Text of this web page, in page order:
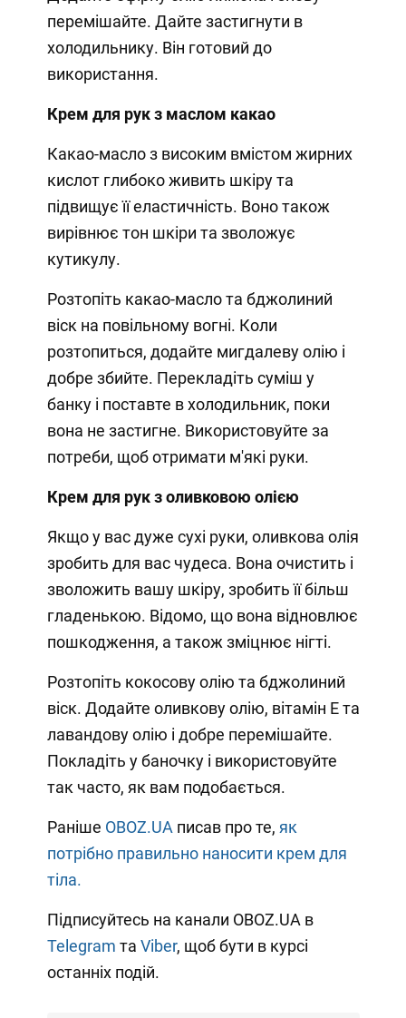
перемішайте. Дайте застигнути в
холодильнику. Він готовий до
використання.
Крем для рук з маслом какао
Какао-масло з високим вмістом жирних
кислот глибоко живить шкіру та
підвищує її еластичність. Воно також
вирівнює тон шкіри та зволожує
кутикулу.
Розтопіть какао-масло та бджолиний
віск на повільному вогні. Коли
розтопиться, додайте мигдалеву олію і
добре збийте. Перекладіть суміш у
банку і поставте в холодильник, поки
вона не застигне. Використовуйте за
потреби, щоб отримати м'які руки.
Крем для рук з оливковою олією
Якщо у вас дуже сухі руки, оливкова олія
зробить для вас чудеса. Вона очистить і
зволожить вашу шкіру, зробить її більш
гладенькою. Відомо, що вона відновлює
пошкодження, а також зміцнює нігті.
Розтопіть кокосову олію та бджолиний
віск. Додайте оливкову олію, вітамін Е та
лавандову олію і добре перемішайте.
Покладіть у баночку і використовуйте
так часто, як вам подобається.
Раніше OBOZ.UA писав про те, як
потрібно правильно наносити крем для
тіла.
Підписуйтесь на канали OBOZ.UA в
Telegram та Viber, щоб бути в курсі
останніх подій.